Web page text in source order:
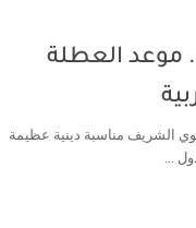
.. موعد العطلة
الشريف مناسبة دينية عظيمة
...